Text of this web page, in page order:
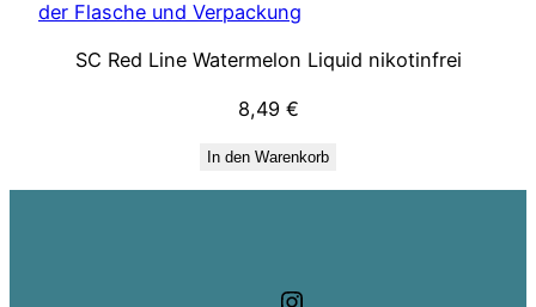
SC Red Line Watermelon Liquid nikotinfrei
8,49 €
In den Warenkorb